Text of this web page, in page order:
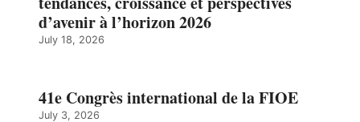
d’avenir à l’horizon 2026
July 18, 2026
41e Congrès international de la FIOE
July 3, 2026